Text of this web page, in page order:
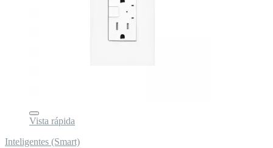
Vista rápida
Inteligentes (Smart)